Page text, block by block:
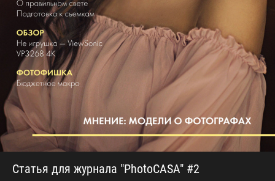
Статья для журнала "PhotoCASA" #2